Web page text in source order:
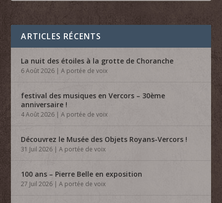
ARTICLES RÉCENTS
La nuit des étoiles à la grotte de Choranche
6 Août 2026 |A portée de voix
festival des musiques en Vercors – 30ème
anniversaire !
4 Août 2026 |A portée de voix
Découvrez le Musée des Objets Royans-Vercors !
31 Juil 2026 |A portée de voix
100 ans – Pierre Belle en exposition
27 Juil 2026 |A portée de voix